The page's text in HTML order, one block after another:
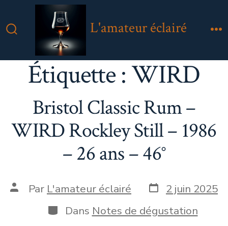
au
Bascule
Rechercher
L'amateur éclairé
Étiquette :WIRD
Bristol Classic Rum –
WIRD Rockley Still – 1986
– 26 ans – 46°
Auteur
publication
Par L'amateur éclairé Date
de
publication
2 juin 2025
Catégories
Dans Notes de dégustation